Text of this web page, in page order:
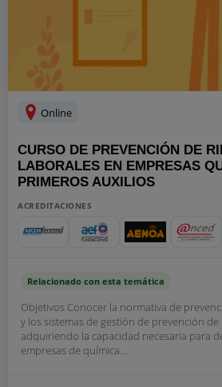
Online
CURSO DE PREVENCIÓN DE
LABORALES EN EMPRESAS
PRIMEROS AUXILIOS
ACREDITACIONES
Relacionado con esta temática
Objetivos Conocer la normativa de
y los sistemas de gestión de prevención
adquiriendo la capacidad necesaria para
empresas de química...